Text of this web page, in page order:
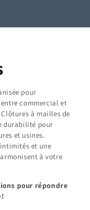
pour
commercial et
à mailles de
durabilité pour
et usines.
et une
à votre
pour répondre